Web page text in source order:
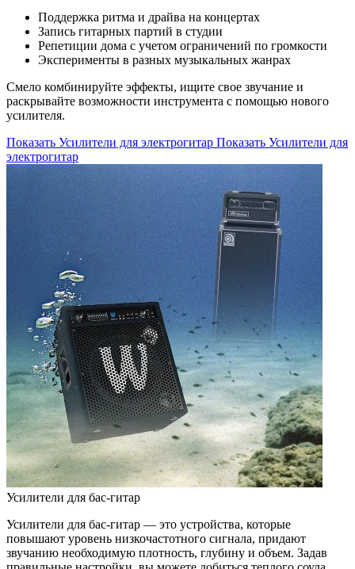
Поддержка ритма и драйва на концертах
Запись гитарных партий в студии
Репетиции дома с учетом ограничений по громкости
Эксперименты в разных музыкальных жанрах
Смело комбинируйте эффекты, ищите свое звучание и
раскрывайте возможности инструмента с помощью нового
усилителя.
Показать Усилители для электрогитар Показать Усилители для
электрогитар
Усилители для бас-гитар
Усилители для бас-гитар — это устройства, которые
повышают уровень низкочастотного сигнала, придают
звучанию необходимую плотность, глубину и объем. Задав